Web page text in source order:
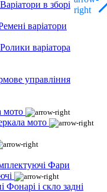
Варіатори в зборі
варіатори
Ролики варіатора
управління
мото
мото
Фари
Фонарі і скло задні